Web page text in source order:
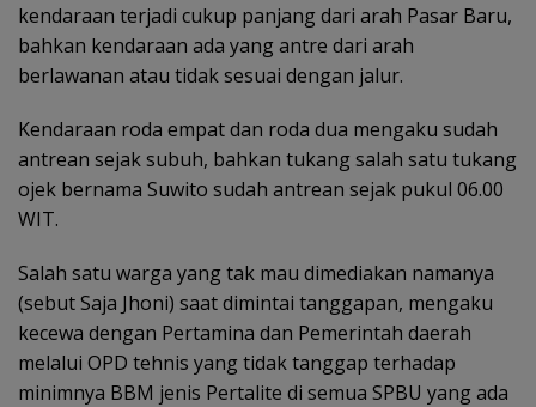
kendaraan terjadi cukup panjang dari arah Pasar Baru,
bahkan kendaraan ada yang antre dari arah
berlawanan atau tidak sesuai dengan jalur.
Kendaraan roda empat dan roda dua mengaku sudah
antrean sejak subuh, bahkan tukang salah satu tukang
ojek bernama Suwito sudah antrean sejak pukul 06.00
WIT.
Salah satu warga yang tak mau dimediakan namanya
(sebut Saja Jhoni) saat dimintai tanggapan, mengaku
kecewa dengan Pertamina dan Pemerintah daerah
melalui OPD tehnis yang tidak tanggap terhadap
minimnya BBM jenis Pertalite di semua SPBU yang ada